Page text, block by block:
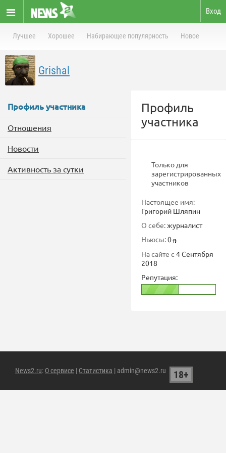
Вход
Лучшее Хорошее Набирающее популярность Новое
Grishal
Профиль участника
Отношения
Новости
Активность за сутки
Профиль
участника
Только для
зарегистрированных
участников
Настоящее имя:
Григорий Шляпин
О себе:журналист
Ньюсы:0
На сайте с 4 Сентября
2018
Репутация:
News2.ru: О сервисе | Статистика | admin@news2.ru 18+